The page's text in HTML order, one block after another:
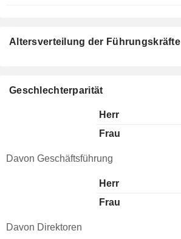
Altersverteilung der Führungskräfte
Geschlechterparität
Herr
Frau
Davon Geschäftsführung
Herr
Frau
Davon Direktoren